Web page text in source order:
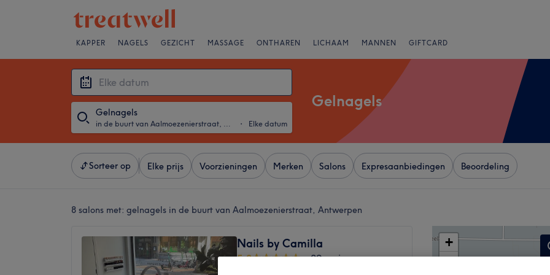
KAPPER NAGELS GEZICHT MASSAGE ONTHAREN LICHAAM MANNEN GIFTCARD
Gelnagels
in de buurt van Aalmoezenierstraat, Antwerpen ・ Elke datum
Gelnagels
Sorteer op Elke prijs Voorzieningen Merken Salons Expresaanbiedingen Beoordeling
8 salons met: gelnagels in de buurt van Aalmoezenierstraat, Antwerpen
Nails by Camilla
5,0
29 reviews
+
−